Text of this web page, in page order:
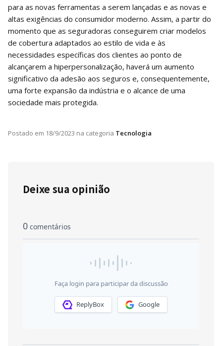
para as novas ferramentas a serem lançadas e as novas e
altas exigências do consumidor moderno. Assim, a partir do
momento que as seguradoras conseguirem criar modelos
de cobertura adaptados ao estilo de vida e às
necessidades específicas dos clientes ao ponto de
alcançarem a hiperpersonalização, haverá um aumento
significativo da adesão aos seguros e, consequentemente,
uma forte expansão da indústria e o alcance de uma
sociedade mais protegida.
Postado em 18/9/2023 na categoria Tecnologia
Deixe sua opinião